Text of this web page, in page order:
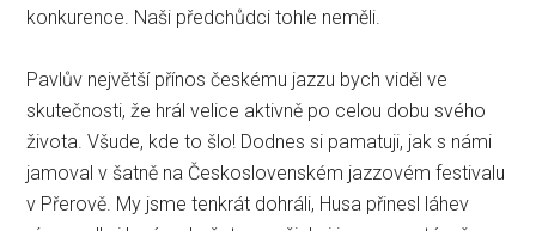
konkurence. Naši předchůdci tohle neměli.
Pavlův největší přínos českému jazzu bych viděl ve
skutečnosti, že hrál velice aktivně po celou dobu svého
života. Všude, kde to šlo! Dodnes si pamatuji, jak s námi
jamoval v šatně na Československém jazzovém festivalu
v Přerově. My jsme tenkrát dohráli, Husa přinesl láhev